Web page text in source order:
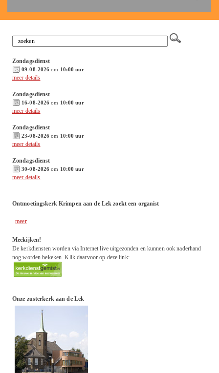
Zondagsdienst
09-08-2026 om 10:00 uur
meer details
Zondagsdienst
16-08-2026 om 10:00 uur
meer details
Zondagsdienst
23-08-2026 om 10:00 uur
meer details
Zondagsdienst
30-08-2026 om 10:00 uur
meer details
Ontmoetingskerk Krimpen aan de Lek zoekt een organist
meer
Meekijken!
De kerkdiensten worden via Internet live uitgezonden en kunnen ook naderhand
nog worden bekeken. Klik daarvoor op deze link:
Onze zusterkerk aan de Lek